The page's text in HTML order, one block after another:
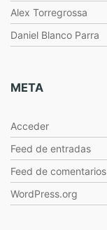
Alex Torregrossa
Daniel Blanco Parra
META
Acceder
Feed de entradas
Feed de comentarios
WordPress.org